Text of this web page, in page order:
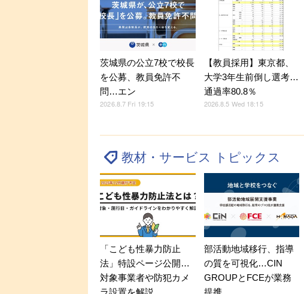
茨城県の公立7校で校長
を公募、教員免許不
問…エン
2026.8.7 Fri 19:15
【教員採用】東京都、
大学3年生前倒し選考…
通過率80.8％
2026.8.5 Wed 18:15
教材・サービス トピックス
「こども性暴力防止
法」特設ページ公開…
対象事業者や防犯カメ
ラ設置を解説
部活動地域移行、指導
の質を可視化…CIN
GROUPとFCEが業務
提携